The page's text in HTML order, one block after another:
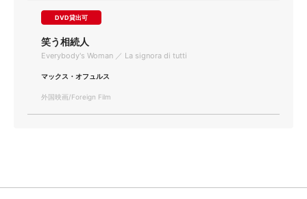
DVD貸出可
笑う相続人
Everybody's Woman ／ La signora di tutti
マックス・オフュルス
外国映画/Foreign Film